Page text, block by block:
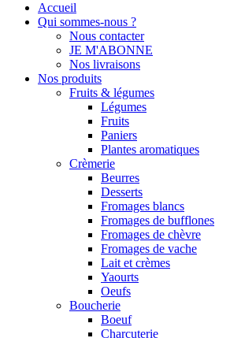
Accueil
Qui sommes-nous ?
Nous contacter
JE M'ABONNE
Nos livraisons
Nos produits
Fruits & légumes
Légumes
Fruits
Paniers
Plantes aromatiques
Crèmerie
Beurres
Desserts
Fromages blancs
Fromages de bufflones
Fromages de chèvre
Fromages de vache
Lait et crèmes
Yaourts
Oeufs
Boucherie
Boeuf
Charcuterie